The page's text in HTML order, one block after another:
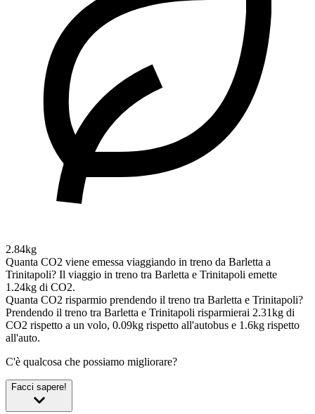
2.84kg
Quanta CO2 viene emessa viaggiando in treno da Barletta a
Trinitapoli? Il viaggio in treno tra Barletta e Trinitapoli emette
1.24kg di CO2.
Quanta CO2 risparmio prendendo il treno tra Barletta e Trinitapoli?
Prendendo il treno tra Barletta e Trinitapoli risparmierai 2.31kg di
CO2 rispetto a un volo, 0.09kg rispetto all'autobus e 1.6kg rispetto
all'auto.
C'è qualcosa che possiamo migliorare?
Facci sapere!